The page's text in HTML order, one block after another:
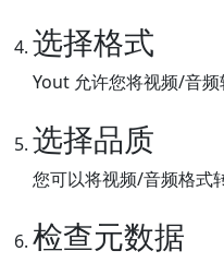
选择格式
Yout 允许您将视频/音频
选择品质
您可以将视频/音频格式
检查元数据